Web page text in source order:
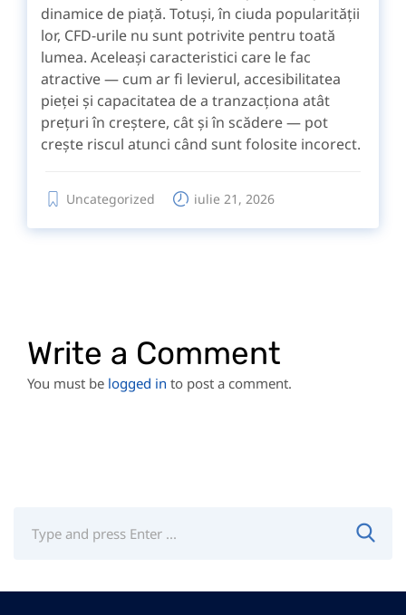
dinamice de piață. Totuși, în ciuda popularității
lor, CFD-urile nu sunt potrivite pentru toată
lumea. Aceleași caracteristici care le fac
atractive — cum ar fi levierul, accesibilitatea
pieței și capacitatea de a tranzacționa atât
prețuri în creștere, cât și în scădere — pot
crește riscul atunci când sunt folosite incorect.
Uncategorized iulie 21, 2026
Write a Comment
You must be logged in to post a comment.